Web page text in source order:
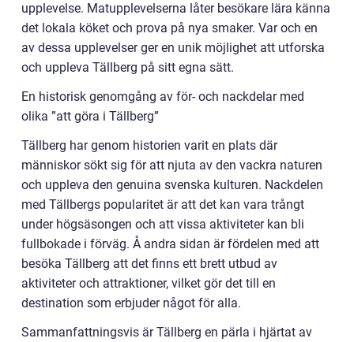
upplevelse. Matupplevelserna låter besökare lära känna
det lokala köket och prova på nya smaker. Var och en
av dessa upplevelser ger en unik möjlighet att utforska
och uppleva Tällberg på sitt egna sätt.
En historisk genomgång av för- och nackdelar med
olika ”att göra i Tällberg”
Tällberg har genom historien varit en plats där
människor sökt sig för att njuta av den vackra naturen
och uppleva den genuina svenska kulturen. Nackdelen
med Tällbergs popularitet är att det kan vara trångt
under högsäsongen och att vissa aktiviteter kan bli
fullbokade i förväg. Å andra sidan är fördelen med att
besöka Tällberg att det finns ett brett utbud av
aktiviteter och attraktioner, vilket gör det till en
destination som erbjuder något för alla.
Sammanfattningsvis är Tällberg en pärla i hjärtat av